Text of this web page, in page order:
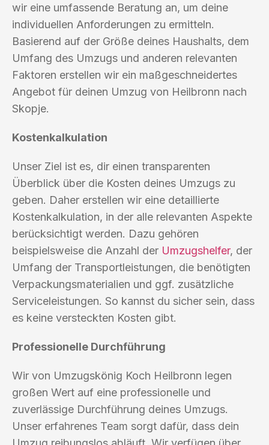
wir eine umfassende Beratung an, um deine
individuellen Anforderungen zu ermitteln.
Basierend auf der Größe deines Haushalts, dem
Umfang des Umzugs und anderen relevanten
Faktoren erstellen wir ein maßgeschneidertes
Angebot für deinen Umzug von Heilbronn nach
Skopje.
Kostenkalkulation
Unser Ziel ist es, dir einen transparenten
Überblick über die Kosten deines Umzugs zu
geben. Daher erstellen wir eine detaillierte
Kostenkalkulation, in der alle relevanten Aspekte
berücksichtigt werden. Dazu gehören
beispielsweise die Anzahl der Umzugshelfer, der
Umfang der Transportleistungen, die benötigten
Verpackungsmaterialien und ggf. zusätzliche
Serviceleistungen. So kannst du sicher sein, dass
es keine versteckten Kosten gibt.
Professionelle Durchführung
Wir von Umzugskönig Koch Heilbronn legen
großen Wert auf eine professionelle und
zuverlässige Durchführung deines Umzugs.
Unser erfahrenes Team sorgt dafür, dass dein